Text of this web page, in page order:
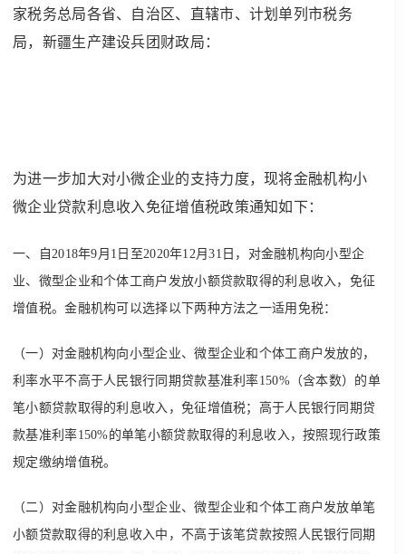
家税务总局各省、自治区、直辖市、计划单列市税务
局，新疆生产建设兵团财政局：
为进一步加大对小微企业的支持力度，现将金融机构小
微企业贷款利息收入免征增值税政策通知如下：
一、自2018年9月1日至2020年12月31日，对金融机构向小型企
业、微型企业和个体工商户发放小额贷款取得的利息收入，免征
增值税。金融机构可以选择以下两种方法之一适用免税：
（一）对金融机构向小型企业、微型企业和个体工商户发放的，
利率水平不高于人民银行同期贷款基准利率150%（含本数）的单
笔小额贷款取得的利息收入，免征增值税；高于人民银行同期贷
款基准利率150%的单笔小额贷款取得的利息收入，按照现行政策
规定缴纳增值税。
（二）对金融机构向小型企业、微型企业和个体工商户发放单笔
小额贷款取得的利息收入中，不高于该笔贷款按照人民银行同期